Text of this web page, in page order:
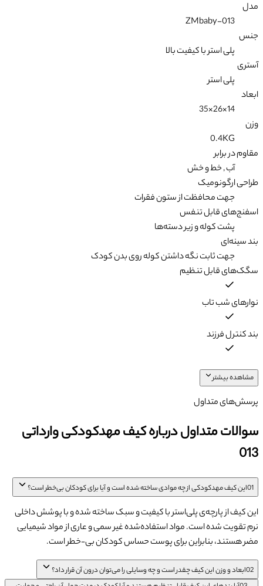
مدل
ZMbaby-013
جنس
پلی استر با کیفیت بالا
آستری
پلی استر
ابعاد
14×26×35
وزن
0.4KG
مقاوم در برابر
آب , خط و خش
طراحی ارگونومیک
جهت محافظت از ستون فقرات
اسفنج‌های قابل تنفس
پشت کوله و زیر دسته‌ها
بند سینه‌ای
جهت ثابت نگه داشتن کوله روی بدن کودک
سگک‌های قابل تنظیم
نوارهای شب تاب
بند کنترل فرزند
مشاهده بیشتر
پرسش‌های متداول
سوالات متداول درباره کیف مهدکودکی وارداتی
013
01این کیف مهدکودکی از چه موادی ساخته شده است و آیا برای کودکان بی‌خطر است؟
این کیف از پارچه‌ی پلی‌استر با کیفیت و سبک ساخته شده و با پوشش داخلی
نرم تقویت شده است. مواد استفاده‌شده غیر سمی و عاری از مواد شیمیایی
مضر هستند، بنابراین برای پوست حساس کودکان بی‑خطر است.
02ابعاد و وزن این کیف چقدر است و چه وسایلی را می‌توان درون آن قرار داد؟